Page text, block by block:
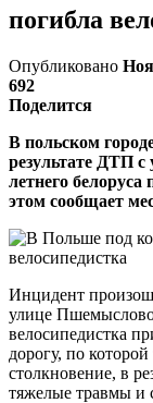
погибла
Опубликовано
692
Поделится
В польском
результате ДТП с
летнего
этом сообщает
Инцидент
улице
велосипедистка
дорогу, по
столкновение, в
тяжелые травмы и